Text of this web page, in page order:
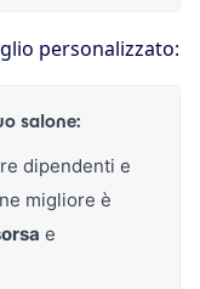
personalizzato:
salone:
dipendenti e
migliore è
e